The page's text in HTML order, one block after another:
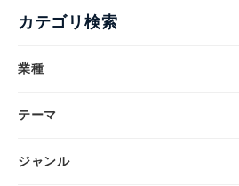
カテゴリ検索
業種
テーマ
ジャンル